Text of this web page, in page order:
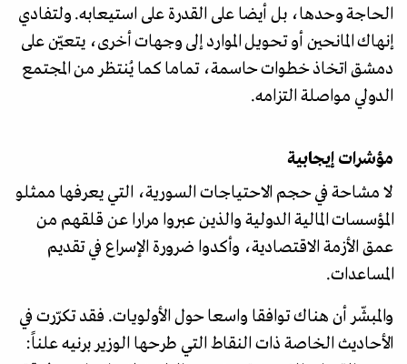
الحاجة وحدها، بل أيضا على القدرة على استيعابه. ولتفادي
إنهاك المانحين أو تحويل الموارد إلى وجهات أخرى، يتعيّن على
دمشق اتخاذ خطوات حاسمة، تماما كما يُنتظر من المجتمع
الدولي مواصلة التزامه.
مؤشرات إيجابية
لا مشاحة في حجم الاحتياجات السورية، التي يعرفها ممثلو
المؤسسات المالية الدولية والذين عبروا مرارا عن قلقهم من
عمق الأزمة الاقتصادية، وأكدوا ضرورة الإسراع في تقديم
المساعدات.
والمبشّر أن هناك توافقا واسعا حول الأولويات. فقد تكرّرت في
الأحاديث الخاصة ذات النقاط التي طرحها الوزير برنيه علناً: